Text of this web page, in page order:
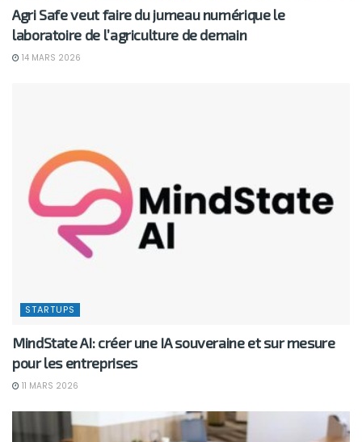
Agri Safe veut faire du jumeau numérique le
laboratoire de l’agriculture de demain
14 MARS 2026
STARTUPS
MindState AI: créer une IA souveraine et sur mesure
pour les entreprises
11 MARS 2026